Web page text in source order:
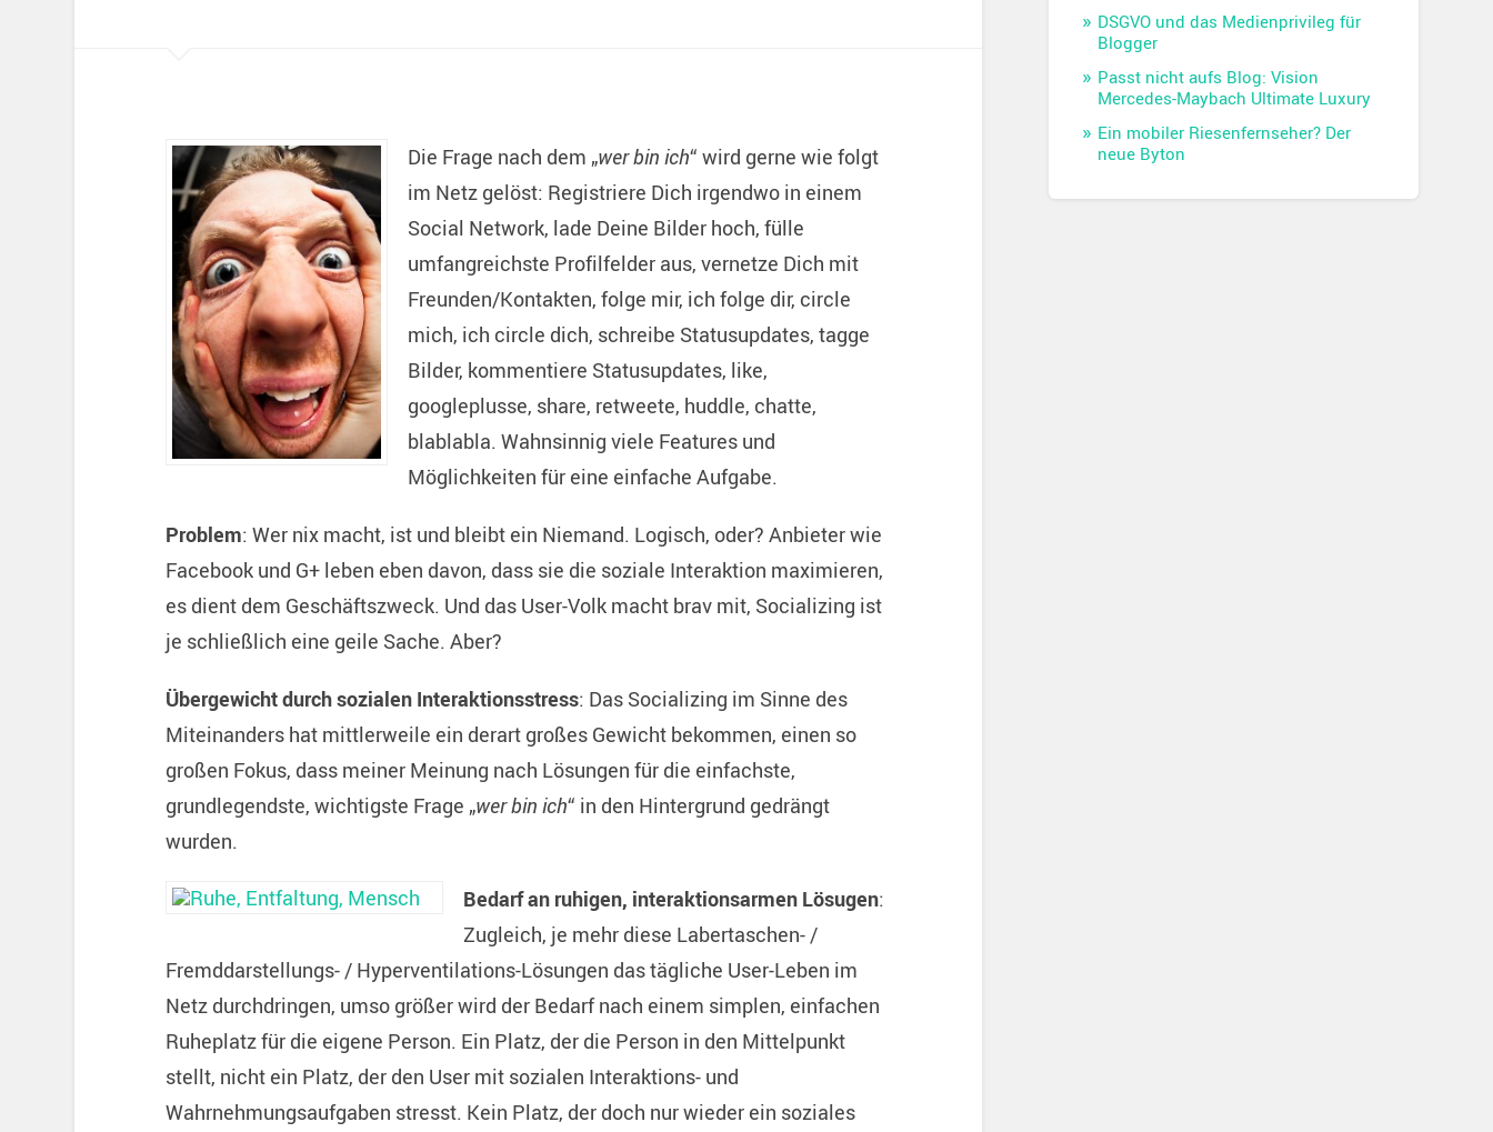
Die Frage nach dem „wer bin ich“ wird gerne wie folgt
im Netz gelöst: Registriere Dich irgendwo in einem
Social Network, lade Deine Bilder hoch, fülle
umfangreichste Profilfelder aus, vernetze Dich mit
Freunden/Kontakten, folge mir, ich folge dir, circle
mich, ich circle dich, schreibe Statusupdates, tagge
Bilder, kommentiere Statusupdates, like,
googleplusse, share, retweete, huddle, chatte,
blablabla. Wahnsinnig viele Features und
Möglichkeiten für eine einfache Aufgabe.
Problem: Wer nix macht, ist und bleibt ein Niemand. Logisch, oder? Anbieter wie
Facebook und G+ leben eben davon, dass sie die soziale Interaktion maximieren,
es dient dem Geschäftszweck. Und das User-Volk macht brav mit, Socializing ist
je schließlich eine geile Sache. Aber?
Übergewicht durch sozialen Interaktionsstress: Das Socializing im Sinne des
Miteinanders hat mittlerweile ein derart großes Gewicht bekommen, einen so
großen Fokus, dass meiner Meinung nach Lösungen für die einfachste,
grundlegendste, wichtigste Frage „wer bin ich“ in den Hintergrund gedrängt
wurden.
Bedarf an ruhigen, interaktionsarmen Lösugen:
Zugleich, je mehr diese Labertaschen- /
Fremddarstellungs- / Hyperventilations-Lösungen das tägliche User-Leben im
Netz durchdringen, umso größer wird der Bedarf nach einem simplen, einfachen
Ruheplatz für die eigene Person. Ein Platz, der die Person in den Mittelpunkt
stellt, nicht ein Platz, der den User mit sozialen Interaktions- und
Wahrnehmungsaufgaben stresst. Kein Platz, der doch nur wieder ein soziales
DSGVO und das Medienprivileg für
Blogger
Passt nicht aufs Blog: Vision
Mercedes-Maybach Ultimate Luxury
Ein mobiler Riesenfernseher? Der
neue Byton